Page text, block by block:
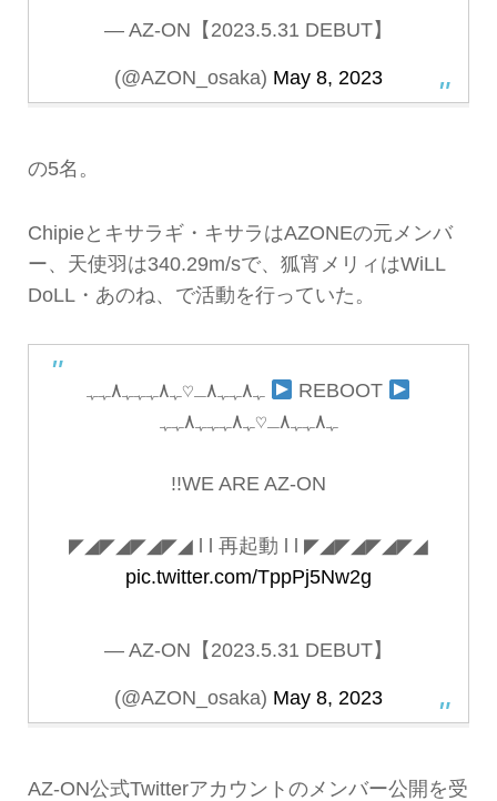
— AZ-ON【2023.5.31 DEBUT】
(@AZON_osaka) May 8, 2023
の5名。
Chipieとキサラギ・キサラはAZONEの元メンバ
ー、天使羽は340.29m/sで、狐宵メリィはWiLL
DoLL・あのね、で活動を行っていた。
ﮩ٨ﮩﮩ٨ـ♡ﮩ٨ﮩﮩﮩ٨ﮩﮩ
REBOOT
ﮩ٨ﮩﮩ٨ـ♡ﮩ٨ﮩﮩﮩ٨ﮩﮩ
!!WE ARE AZ-ON
◤◢◤◢◤◢◤◢ l l 再起動 l l ◤◢◤◢◤◢◤◢
pic.twitter.com/TppPj5Nw2g
— AZ-ON【2023.5.31 DEBUT】
(@AZON_osaka) May 8, 2023
AZ-ON公式Twitterアカウントのメンバー公開を受